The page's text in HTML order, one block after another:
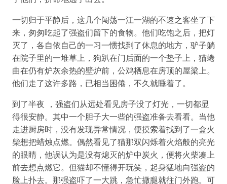
一切归于平静后，这几个闯荡一江一湖的不速之客坐了下
来，匆匆吃起了强盗们留下的食物。他们吃饱之后，把灯
灭了，各自依自己的一习一惯找到了休息的地方，驴子躺
在院子里的一堆草上，狗趴在门后面的一个垫子上，猫蜷
曲在仍有炉灰余热的壁炉前，公鸡栖息在房顶的屋梁上。
他们走了这许多路，已相当困倦，不久就睡着了。
到了半夜 ，强盗们从远处看见房子没了灯光，一切都显
得很安静。其中一个胆子大一些的强盗准备去看看。当他
走进厨房时，没有发现异常情况，便摸索着找到了一盒火
柴想把蜡烛点燃。偶然看见了猫那双闪烁着火焰般的亮光
的眼睛，他误认为是没有熄灭的炉中炭火，便将火柴凑上
前去想点燃它。但猫却不懂得开玩笑，起身猛地向强盗的
脸上扑去。那强盗吓了一大跳，急忙撒腿就往门外跑。可